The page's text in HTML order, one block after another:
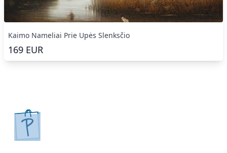
Kaimo Nameliai Prie Upės Slenksčio
169 EUR
pirkpaveiksla.lt